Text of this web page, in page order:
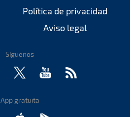
Política de privacidad
Aviso legal
Síguenos
App gratuita